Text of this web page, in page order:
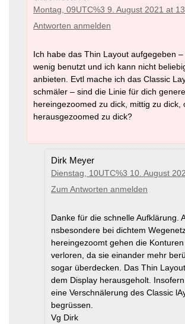
Montag, 09UTC%3 9. August 2021 at
Antworten anmelden
Ich habe das Thin Layout aufgegeben
wenig benutzt und ich kann nicht
anbieten. Evtl mache ich das Classic
schmäler – sind die Linie für dich
hereingezoomed zu dick, mittig zu dick,
herausgezoomed zu dick?
Dirk Meyer
Dienstag, 10UTC%3 10. August
Zum Antworten anmelden
Danke für die schnelle Aufklärung.
nsbesondere bei dichtem
hereingezoomt gehen die
verloren, da sie einander mehr
sogar überdecken. Das Thin
dem Display herausgeholt.
eine Verschnälerung des Classic
begrüssen.
Vg Dirk